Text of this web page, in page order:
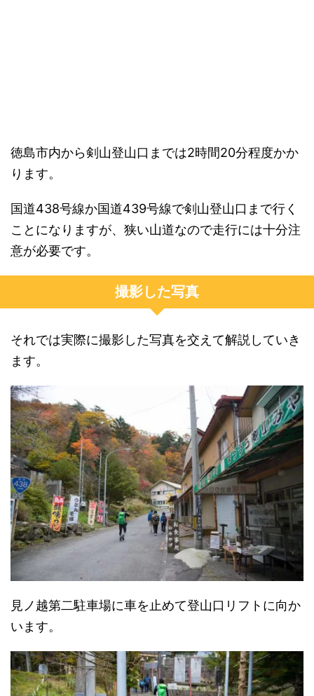
徳島市内から剣山登山口までは2時間20分程度かか
ります。
国道438号線か国道439号線で剣山登山口まで行く
ことになりますが、狭い山道なので走行には十分注
意が必要です。
撮影した写真
それでは実際に撮影した写真を交えて解説していき
ます。
見ノ越第二駐車場に車を止めて登山口リフトに向か
います。